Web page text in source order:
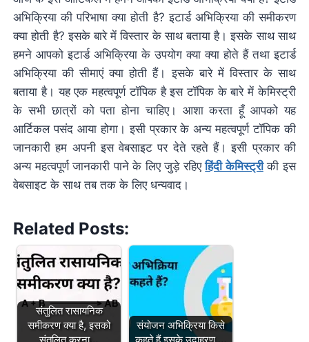
अभिक्रिया की परिभाषा क्या होती है? इटार्ड अभिक्रिया की समीकरण
क्या होती है? इसके बारे में विस्तार के साथ बताया है। इसके साथ साथ
हमने आपको इटार्ड अभिक्रिया के उपयोग क्या क्या होते हैं तथा इटार्ड
अभिक्रिया की सीमाएं क्या होती हैं। इसके बारे में विस्तार के साथ
बताया है। यह एक महत्वपूर्ण टॉपिक है इस टॉपिक के बारे में केमिस्ट्री
के सभी छात्रों को पता होना चाहिए। आशा करता हूँ आपको यह
आर्टिकल पसंद आया होगा। इसी प्रकार के अन्य महत्वपूर्ण टॉपिक की
जानकारी हम अपनी इस वेबसाइट पर देते रहते हैं। इसी प्रकार की
अन्य महत्वपूर्ण जानकारी पाने के लिए जुड़े रहिएहिंदी केमिस्ट्रीकी इस
वेबसाइट के साथ तब तक के लिए धन्यवाद।
Related Posts:
संतुलित रासायनिक
समीकरण क्या है, इसको
संयोजन अभिक्रिया किसे